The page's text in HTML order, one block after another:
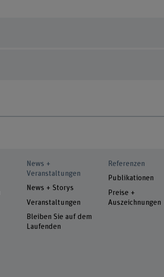
News +
Veranstaltungen
News + Storys
Veranstaltungen
Bleiben Sie auf dem
Laufenden
Referenzen
Publikationen
Preise +
Auszeichnungen